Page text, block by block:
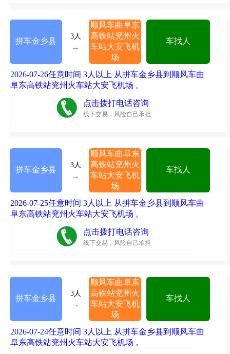
拼车金乡县
3人
→
顺风车曲阜东
高铁站兖州火
车站大安飞机
场
车找人
2026-07-26任意时间 3人以上 从拼车金乡县到顺风车曲
阜东高铁站兖州火车站大安飞机场 。
点击拨打电话咨询
线下交易，风险自己承担
拼车金乡县
3人
→
顺风车曲阜东
高铁站兖州火
车站大安飞机
场
车找人
2026-07-25任意时间 3人以上 从拼车金乡县到顺风车曲
阜东高铁站兖州火车站大安飞机场 。
点击拨打电话咨询
线下交易，风险自己承担
拼车金乡县
3人
→
顺风车曲阜东
高铁站兖州火
车站大安飞机
场
车找人
2026-07-24任意时间 3人以上 从拼车金乡县到顺风车曲
阜东高铁站兖州火车站大安飞机场 。